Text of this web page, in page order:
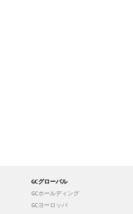
GCグローバル
GCホールディング
GCヨーロッパ